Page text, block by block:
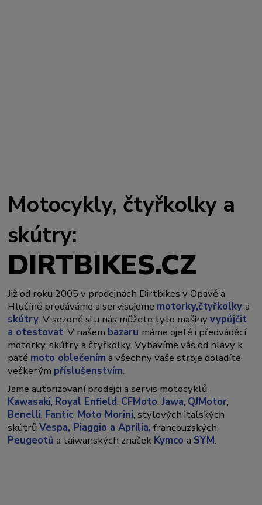
Motocykly, čtyřkolky a
skútry:
DIRTBIKES.CZ
Již od roku 2005 v prodejnách Dirtbikes v Opavě a
Hlučíně prodáváme a servisujeme motorky,čtyřkolkya
skútry. V sezoně si u nás můžete tyto mašinyvypůjčit
a otestovat. V našem bazaru máme ojeté i předváděcí
motorky, skútry a čtyřkolky. Vybavíme vás od hlavy k
patě moto oblečením a všechny vaše stroje doladíte
veškerým příslušenstvím.
Jsme autorizovaní prodejci a servis motocyklů
Kawasaki, Royal Enfield, CFMoto,Jawa, QJMotor,
Benelli, Fantic, Moto Morini, stylových italských
skútrůVespa, Piaggio a Aprilia, francouzských
Peugeotů a taiwanských značek Kymcoa SYM.